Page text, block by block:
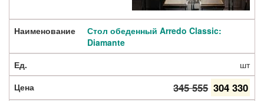
Стол обеденный Arredo Classic:
Diamante
шт
345 555 304 330